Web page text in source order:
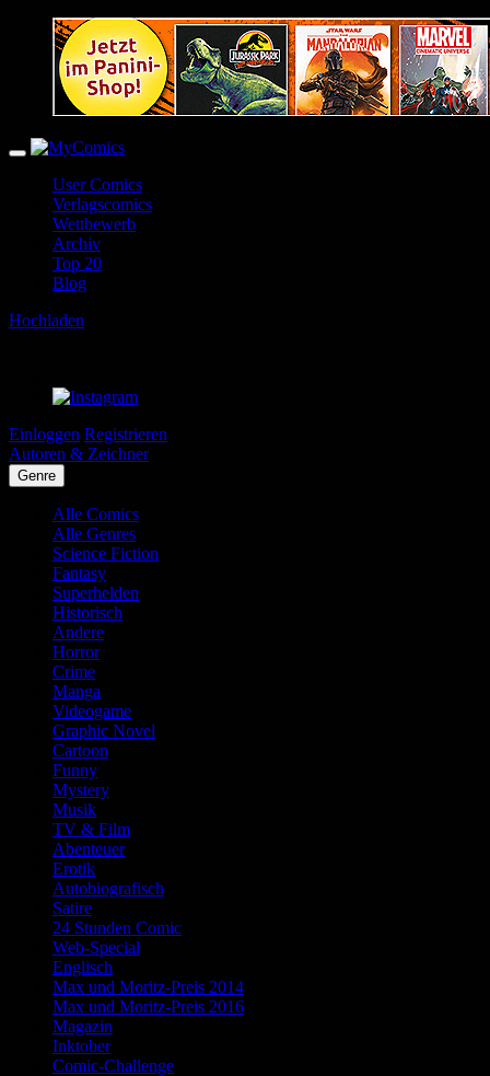
User Comics
Verlagscomics
Wettbewerb
Archiv
Top 20
Blog
Hochladen
Einloggen Registrieren
Autoren & Zeichner
Genre
Alle Comics
Alle Genres
Science Fiction
Fantasy
Superhelden
Historisch
Andere
Horror
Crime
Manga
Videogame
Graphic Novel
Cartoon
Funny
Mystery
Musik
TV & Film
Abenteuer
Erotik
Autobiografisch
Satire
24 Stunden Comic
Web-Special
Englisch
Max und Moritz-Preis 2014
Max und Moritz-Preis 2016
Magazin
Inktober
Comic-Challenge